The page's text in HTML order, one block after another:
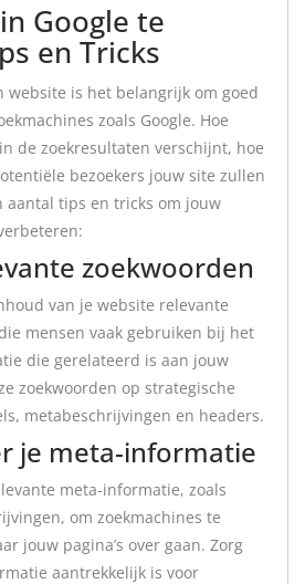
Google te
en Tricks
website is het belangrijk om goed
zoals Google. Hoe
de zoekresultaten verschijnt, hoe
bezoekers jouw site zullen
aantal tips en tricks om jouw
zoekwoorden
van je website relevante
mensen vaak gebruiken bij het
die gerelateerd is aan jouw
zoekwoorden op strategische
metabeschrijvingen en headers.
je meta-informatie
meta-informatie, zoals
om zoekmachines te
jouw pagina’s over gaan. Zorg
aantrekkelijk is voor